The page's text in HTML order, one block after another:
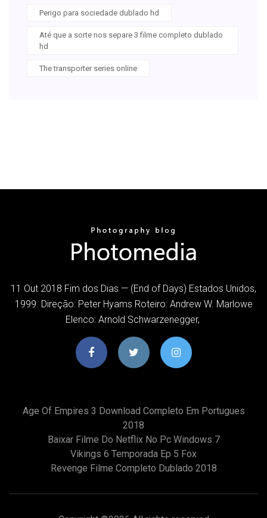
Perigo para sociedade dublado hd
Até que a sorte nos separe 3 filme completo dublado
hd
The transporter series online
11 Out 2018 Fim dos Dias — (End of Days) Estados Unidos,
1999. Direção: Peter Hyams Roteiro: Andrew W. Marlowe
Elenco: Arnold Schwarzenegger,
Age Of Empires 3 Download Completo Em Portugues
2018
Baixar Filme Do Netflix No Pc Windows 7
Vikings 6 Temporada Ep 5 Fox
Revenge Filme Completo Dublado 2018